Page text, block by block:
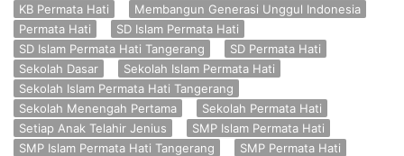
KB Permata Hati
Membangun Generasi Unggul Indonesia
Permata Hati
SD Islam Permata Hati
SD Islam Permata Hati Tangerang
SD Permata Hati
Sekolah Dasar
Sekolah Islam Permata Hati
Sekolah Islam Permata Hati Tangerang
Sekolah Menengah Pertama
Sekolah Permata Hati
Setiap Anak Telahir Jenius
SMP Islam Permata Hati
SMP Islam Permata Hati Tangerang
SMP Permata Hati